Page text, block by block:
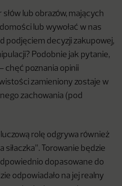
lub obrazów, mających
lub wywołać w nas
podjęciem decyzji zakupowej,
Podobnie jak pytanie,
chęć poznania opinii
zamieniony zostaje w
zachowania (pod
rolę odgrywa również
siłaczka”. Torowanie będzie
dopasowane do
odpowiadało na jej realny